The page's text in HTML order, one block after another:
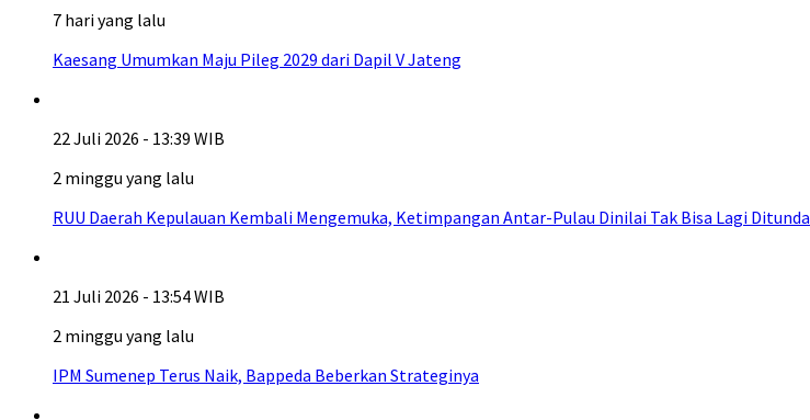
7 hari yang lalu
Kaesang Umumkan Maju Pileg 2029 dari Dapil V Jateng
22 Juli 2026 - 13:39 WIB
2 minggu yang lalu
RUU Daerah Kepulauan Kembali Mengemuka, Ketimpangan Antar-Pulau Dinilai Tak Bisa Lagi Ditunda
21 Juli 2026 - 13:54 WIB
2 minggu yang lalu
IPM Sumenep Terus Naik, Bappeda Beberkan Strateginya